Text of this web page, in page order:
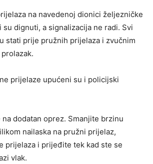
na navedenoj dionici željezničke
dignuti, a signalizacija ne radi. Svi
stati prije pružnih prijelaza i zvučnim
prijelaze upućeni su i policijski
na dodatan oprez. Smanjite brzinu
nailaska na pružni prijelaz,
prijelaza i prijeđite tek kad ste se
vlak.